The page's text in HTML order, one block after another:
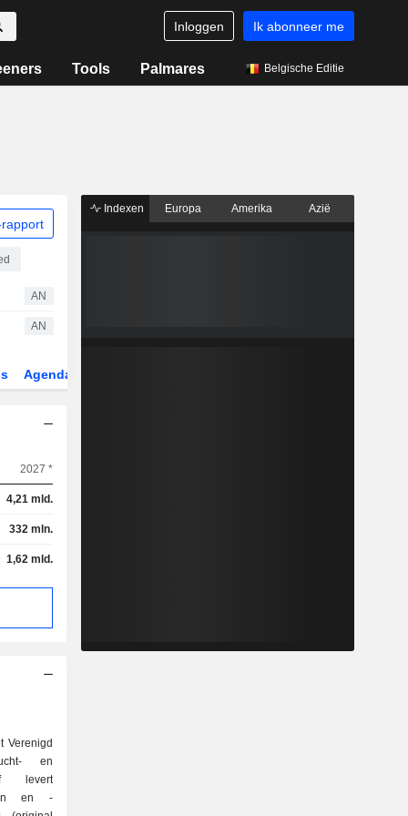
Inloggen Ik abonneer me
Tools Palmares Belgische Editie
AN
AN
Agenda
2027 *
4,21 mld.
332 mln.
1,62 mld.
Verenigd
en
levert
en -
Indexen Europa Amerika Azië